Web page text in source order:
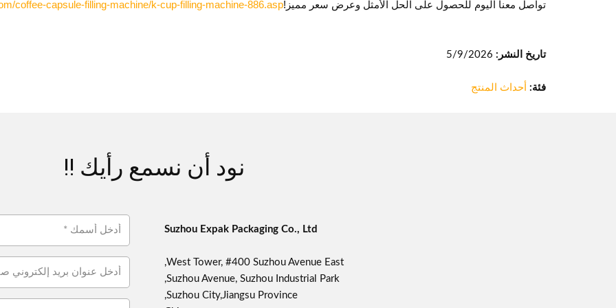
تواصل معنا اليوم للحصول على الحل الأمثل وعرض سعر مميز!coffee-capsule-filling-machine/k-cup-filling-machine-886.asp
تاريخ النشر:
فئة: أحداث المنتج
نود أن نسمع رأيك !!
Suzhou Expak Packaging Co., Ltd
West Tower, #400 Suzhou Avenue East,
Suzhou Avenue, Suzhou Industrial Park,
Suzhou City,Jiangsu Province,